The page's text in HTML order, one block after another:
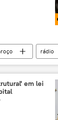
rádio
meio ambiente
águaem lei